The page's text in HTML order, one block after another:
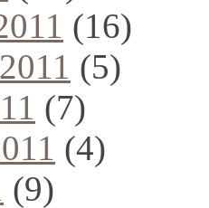
(16)
(5)
(7)
(4)
(9)